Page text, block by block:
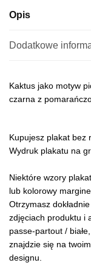
Opis
Dodatkowe
Kaktus jako motyw
czarna z
Kupujesz plakat bez
Wydruk plakatu na
Niektóre wzory
lub kolorowy
Otrzymasz
zdjęciach produktu i
passe-partout /
znajdzie się na
designu.